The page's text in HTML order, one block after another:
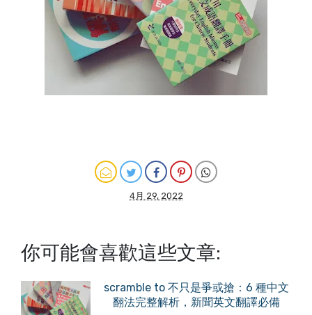
4月 29, 2022
你可能會喜歡這些文章:
scramble to 不只是爭或搶：6 種中文
翻法完整解析，新聞英文翻譯必備